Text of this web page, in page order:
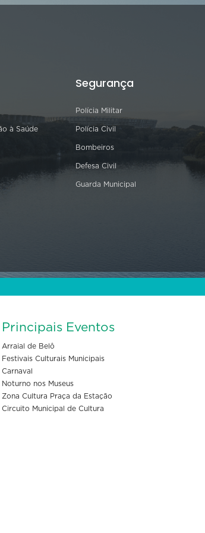
à Saúde
Segurança
Polícia Militar
Polícia Civil
Bombeiros
Defesa Civil
Guarda Municipal
Principais Eventos
Arraial de Belô
Festivais Culturais Municipais
Carnaval
Noturno nos Museus
Zona Cultura Praça da Estação
Circuito Municipal de Cultura